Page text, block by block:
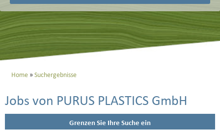
Home Suchergebnisse
Jobs von PURUS PLASTICS GmbH
Grenzen Sie Ihre Suche ein